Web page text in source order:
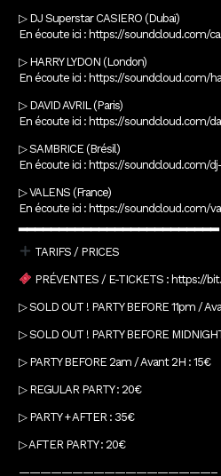
▷ DJ Superstar CASIERO (Dubaï)
En écoute ici : https://soundcloud.com/
▷ HARRY LYDON (London)
En écoute ici : https://soundcloud.com/
▷ DAVID AVRIL (Paris)
En écoute ici : https://soundcloud.com/
▷ SAMBRICE (Brésil)
En écoute ici : https://soundcloud.com/
▷ VALENS (France)
En écoute ici : https://soundcloud.com/
▂▂▂▂▂▂▂▂▂▂▂▂▂▂▂▂▂▂▂▂▂▂▂▂▂
TARIFS / PRICES
PRÉVENTES / E-TICKETS : https://
▷ SOLD OUT ! PARTY BEFORE 11pm /
▷ SOLD OUT ! PARTY BEFORE
▷ PARTY BEFORE 2am / Avant 2H : 15€
▷ REGULAR PARTY : 20€
▷ PARTY + AFTER : 35€
▷ AFTER PARTY : 20€
——————————————————–